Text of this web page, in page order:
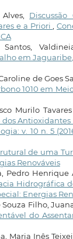
e a Priori,
em
de Goes
1010 em
Murilo
v. 10 n. 5
de uma
Renováveis
Pedro Henrique
Hidrográfica
Energias
Filho,
do
Maria Inês